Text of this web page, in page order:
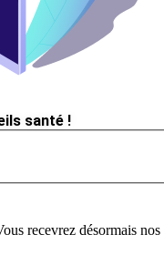
santé !
recevrez désormais nos